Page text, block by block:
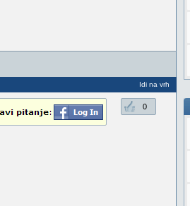
Idi na vrh
0